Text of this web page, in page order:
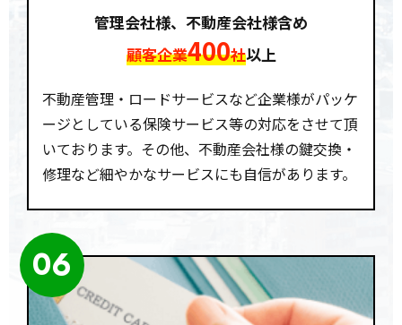
管理会社様、不動産会社様含め
顧客企業400社以上
不動産管理・ロードサービスなど企業様がパッケ
ージとしている保険サービス等の対応をさせて頂
いております。その他、不動産会社様の鍵交換・
修理など細やかなサービスにも自信があります。
06